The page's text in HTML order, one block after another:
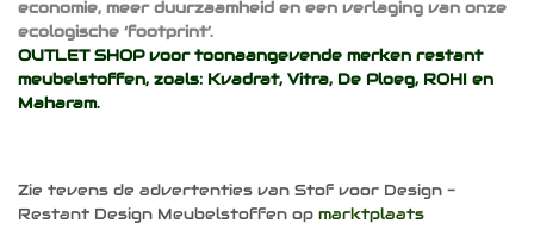
economie, meer duurzaamheid en een verlaging van onze
ecologische ‘footprint’.
OUTLET SHOP voor toonaangevende merken restant
meubelstoffen, zoals: Kvadrat, Vitra, De Ploeg, ROHI en
Maharam.
Zie tevens de advertenties van Stof voor Design -
Restant Design Meubelstoffen op marktplaats